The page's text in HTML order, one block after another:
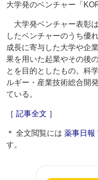
大学発のベンチャー「
大学発ベンチャー表彰
したベンチャーのうち優
成長に寄与した大学や企
果を用いた起業やその後
とを目的としたもの。科
ルギー・産業技術総合開
ている。
［ 記事全文 ］
＊ 全文閲覧には薬事日報
す。